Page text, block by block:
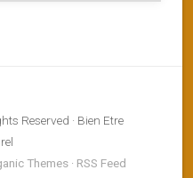
Reserved · Bien Etre
Themes · RSS Feed